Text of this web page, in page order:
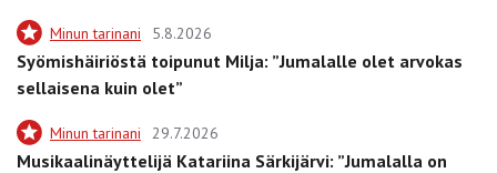
Minun tarinani 5.8.2026
Syömishäiriöstä toipunut Milja: ”Jumalalle olet arvokas
sellaisena kuin olet”
Minun tarinani 29.7.2026
Musikaalinäyttelijä Katariina Särkijärvi: ”Jumalalla on